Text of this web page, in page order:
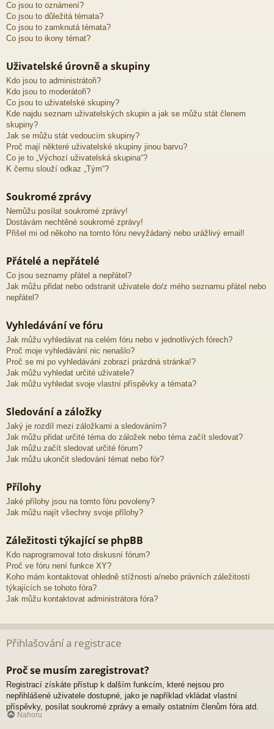
Co jsou to oznámení?
Co jsou to důležitá témata?
Co jsou to zamknutá témata?
Co jsou to ikony témat?
Uživatelské úrovně a skupiny
Kdo jsou to administrátoři?
Kdo jsou to moderátoři?
Co jsou to uživatelské skupiny?
Kde najdu seznam uživatelských skupin a jak se můžu stát členem
skupiny?
Jak se můžu stát vedoucím skupiny?
Proč mají některé uživatelské skupiny jinou barvu?
Co je to „Výchozí uživatelská skupina“?
K čemu slouží odkaz „Tým“?
Soukromé zprávy
Nemůžu posílat soukromé zprávy!
Dostávám nechtěné soukromé zprávy!
Přišel mi od někoho na tomto fóru nevyžádaný nebo urážlivý email!
Přátelé a nepřátelé
Co jsou seznamy přátel a nepřátel?
Jak můžu přidat nebo odstranit uživatele do/z mého seznamu přátel nebo
nepřátel?
Vyhledávání ve fóru
Jak můžu vyhledávat na celém fóru nebo v jednotlivých fórech?
Proč moje vyhledávání nic nenašlo?
Proč se mi po vyhledávání zobrazí prázdná stránka!?
Jak můžu vyhledat určité uživatele?
Jak můžu vyhledat svoje vlastní příspěvky a témata?
Sledování a záložky
Jaký je rozdíl mezi záložkami a sledováním?
Jak můžu přidat určité téma do záložek nebo téma začít sledovat?
Jak můžu začít sledovat určité fórum?
Jak můžu ukončit sledování témat nebo fór?
Přílohy
Jaké přílohy jsou na tomto fóru povoleny?
Jak můžu najít všechny svoje přílohy?
Záležitosti týkající se phpBB
Kdo naprogramoval toto diskusní fórum?
Proč ve fóru není funkce XY?
Koho mám kontaktovat ohledně stížnosti a/nebo právních záležitostí
týkajících se tohoto fóra?
Jak můžu kontaktovat administrátora fóra?
Přihlašování a registrace
Proč se musím zaregistrovat?
Registrací získáte přístup k dalším funkcím, které nejsou pro
nepřihlášené uživatele dostupné, jako je například vkládat vlastní
příspěvky, posílat soukromé zprávy a emaily ostatním členům fóra atd.
Nahoru